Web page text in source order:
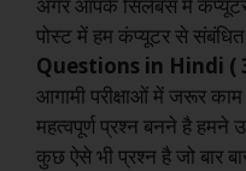
पोस्ट में हम कंप्यूटर से संबंधित
Questions in Hindi (
आगामी परीक्षाओं में जरूर
महत्वपूर्ण प्रश्न बनने है हमने
कुछ ऐसे भी प्रश्न है जो बार